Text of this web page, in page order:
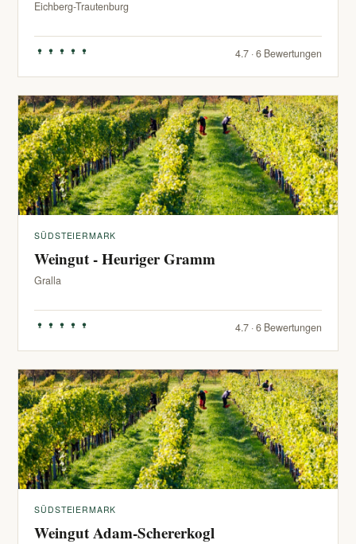
Eichberg-Trautenburg
4.7 · 6 Bewertungen
SÜDSTEIERMARK
Weingut - Heuriger Gramm
Gralla
4.7 · 6 Bewertungen
SÜDSTEIERMARK
Weingut Adam-Schererkogl